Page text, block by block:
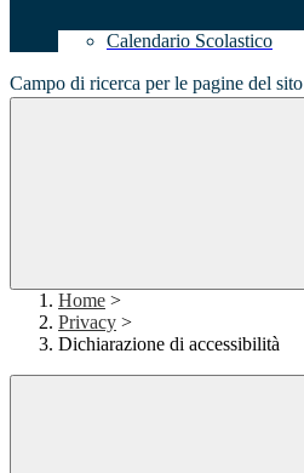
Calendario Scolastico
Campo di ricerca per le pagine del sito
Home >
Privacy >
Dichiarazione di accessibilità